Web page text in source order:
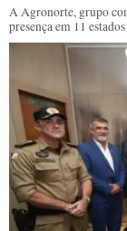
A Agronorte, grupo
presença em 11